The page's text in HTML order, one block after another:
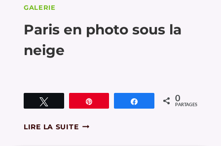
GALERIE
Paris en photo sous la
neige
Partagez 0
PARTAGES
LIRE LA SUITEPARIS